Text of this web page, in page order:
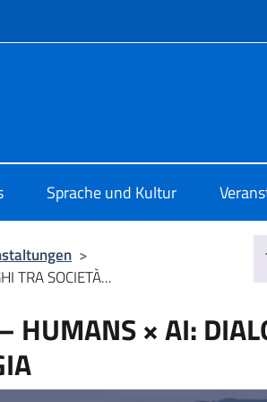
Sprache und Kultur
>
TRA SOCIETÀ...
HUMANS × AI: